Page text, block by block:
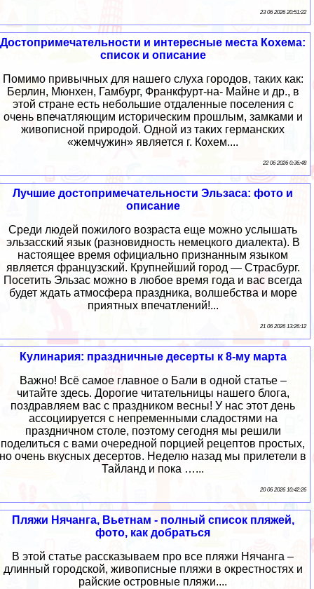
23 06 2026 20:51:22
Достопримечательности и интересные места Кохема:
список и описание
Помимо привычных для нашего слуха городов, таких как:
Берлин, Мюнхен, Гамбург, Франкфурт-на- Майне и др., в
этой стране есть небольшие отдаленные поселения с
очень впечатляющим историческим прошлым, замками и
живописной природой. Одной из таких германских
«жемчужин» является г. Кохем....
22 06 2026 0:36:48
Лучшие достопримечательности Эльзаса: фото и
описание
Среди людей пожилого возраста еще можно услышать
эльзасский язык (разновидность немецкого диалекта). В
настоящее время официально признанным языком
является французский. Крупнейший город — Страсбург.
Посетить Эльзас можно в любое время года и вас всегда
будет ждать атмосфера праздника, волшебства и море
приятных впечатлений!...
21 06 2026 13:26:12
Кулинария: праздничные десерты к 8-му марта
Важно! Всё самое главное о Бали в одной статье –
читайте здесь. Дорогие читательницы нашего блога,
поздравляем вас с праздником весны! У нас этот день
ассоциируется с непременными сладостями на
праздничном столе, поэтому сегодня мы решили
поделиться с вами очередной порцией рецептов простых,
но очень вкусных десертов. Неделю назад мы прилетели в
Тайланд и пока …...
20 06 2026 10:42:26
Пляжи Нячанга, Вьетнам - полный список пляжей,
фото, как добраться
В этой статье рассказываем про все пляжи Нячанга –
длинный городской, живописные пляжи в окрестностях и
райские островные пляжи....